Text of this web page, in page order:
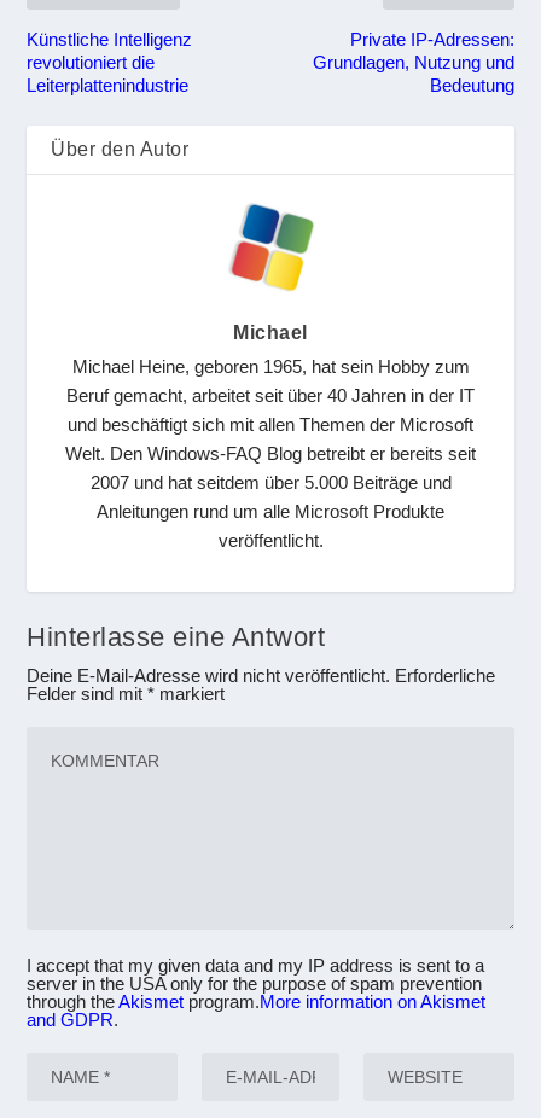
Künstliche Intelligenz
revolutioniert die
Leiterplattenindustrie
Private IP-Adressen:
Grundlagen, Nutzung und
Bedeutung
Über den Autor
Michael
Michael Heine, geboren 1965, hat sein Hobby zum
Beruf gemacht, arbeitet seit über 40 Jahren in der IT
und beschäftigt sich mit allen Themen der Microsoft
Welt. Den Windows-FAQ Blog betreibt er bereits seit
2007 und hat seitdem über 5.000 Beiträge und
Anleitungen rund um alle Microsoft Produkte
veröffentlicht.
Hinterlasse eine Antwort
Deine E-Mail-Adresse wird nicht veröffentlicht. Erforderliche
Felder sind mit* markiert
I accept that my given data and my IP address is sent to a
server in the USA only for the purpose of spam prevention
through theAkismet program.More information on Akismet
and GDPR.